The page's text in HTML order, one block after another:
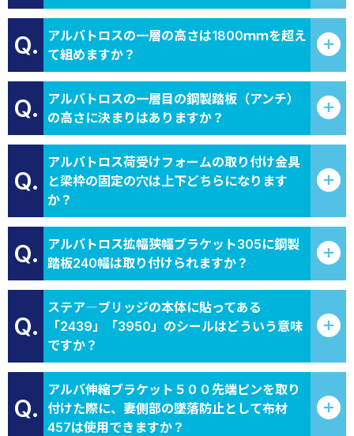
Q.
アルバトロスの一層の高さは1800ｍｍを超え
て組めますか？
Q.
アルバトロスの一層目の鋼製踏板（アンチ）
の高さに決まりはありますか？
Q.
アルバトロス荷受けフォームの取り付け金具
と梁枠の固定の穴は上下どちらになります
か？
Q.
アルバトロス拡幅狭幅ブラケット305に鋼製
踏板240幅は取り付けられますか？
Q.
ステア―ブリッジの本体に貼ってある
「2439」「3950」のシールはどういう意味
ですか？
Q.
アルバ伸縮ブラケット５００先端ピンを取り
付けた際に、妻側部の墜落防止として布材
457は使用できますか？